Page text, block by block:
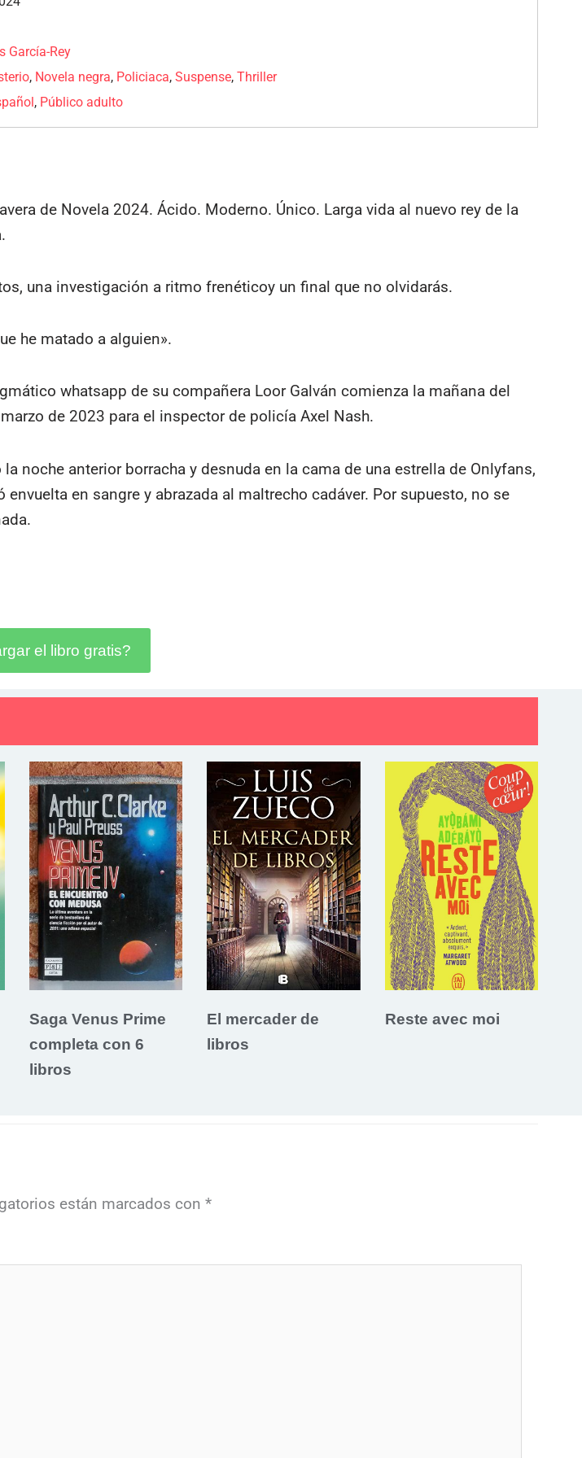
García-Rey
, Novela negra, Policiaca,Suspense,Thriller
, Público adulto
de Novela 2024. Ácido. Moderno. Único. Larga vida al nuevo rey de la
una investigación a ritmo frenéticoy un final que no olvidarás.
he matado a alguien».
whatsapp de su compañera Loor Galván comienza la mañana del
de 2023 para el inspector de policía Axel Nash.
noche anterior borracha y desnuda en la cama de una estrella de Onlyfans,
envuelta en sangre y abrazada al maltrecho cadáver. Por supuesto, no se
el libro gratis?
Saga Venus Prime
completa con 6
libros
El mercader de
libros
Reste avec moi
están marcados con *